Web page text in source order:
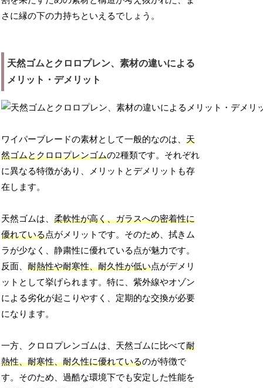
さに縁の下の力持ちといえるでしょう。
天然ゴムとクロロプレン、素材の違いによる
メリット・デメリット
ワイパーブレードの素材として一般的なのは、天
然ゴムとクロロプレンゴムの2種類です。それぞれ
に異なる特徴があり、メリットとデメリットも存
在します。
天然ゴムは、柔軟性が高く、ガラスへの密着性に
優れている点がメリットです。そのため、拭きム
ラが少なく、静粛性に優れている点が魅力です。
反面、耐熱性や耐寒性、耐久性が低い点がデメリ
ットとして挙げられます。特に、紫外線やオゾン
による劣化が起こりやすく、定期的な交換が必要
になります。
一方、クロロプレンゴムは、天然ゴムに比べて耐
熱性、耐寒性、耐久性に優れているのが特徴で
す。そのため、過酷な環境下でも安定した性能を